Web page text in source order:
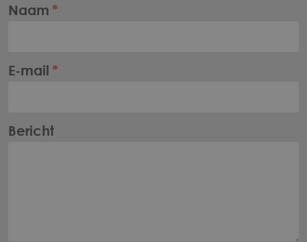
Naam
E-mail
Bericht